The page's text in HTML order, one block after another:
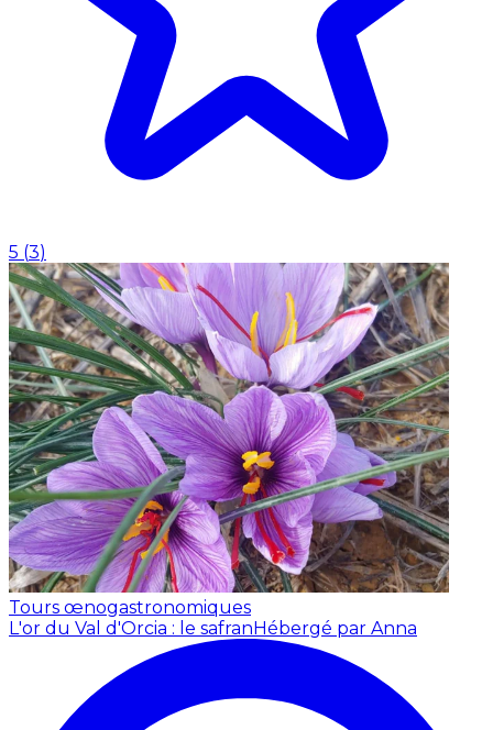
5 (3)
Tours œnogastronomiques
L'or du Val d'Orcia : le safranHébergé par Anna